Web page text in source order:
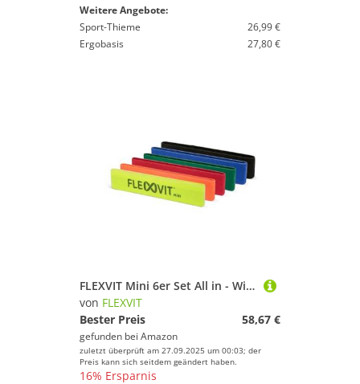
Weitere Angebote:
Sport-Thieme
26,99 €
Ergobasis
27,80 €
FLEXVIT Mini 6er Set All in - Widerstandsband-Set für alle Fitnesslevel, umfassendes Training und vielseitige Übungen, von sehr leicht bis extrem stark, ideal für Anfänger und Profis
von FLEXVIT
Bester Preis
58,67 €
gefunden bei Amazon
zuletzt überprüft am 27.09.2025 um 00:03; der
Preis kann sich seitdem geändert haben.
16% Ersparnis